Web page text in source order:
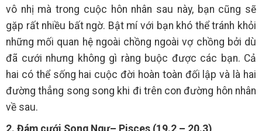
vô nhị mà trong cuộc hôn nhân sau này, bạn cũng sẽ
gặp rất nhiều bất ngờ. Bật mí với bạn khó thể tránh khỏi
những mối quan hệ ngoài chồng ngoài vợ chồng bởi dù
đã cưới nhưng không gì ràng buộc được các bạn. Cả
hai có thể sống hai cuộc đời hoàn toàn đối lập và là hai
đường thẳng song song khi đi trên con đường hôn nhân
về sau.